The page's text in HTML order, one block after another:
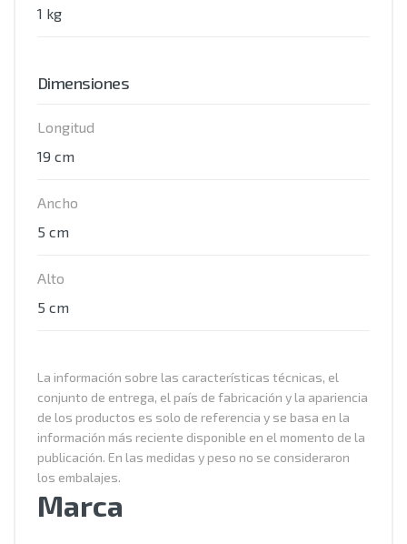
1 kg
Dimensiones
Longitud
19 cm
Ancho
5 cm
Alto
5 cm
La información sobre las características técnicas, el
conjunto de entrega, el país de fabricación y la apariencia
de los productos es solo de referencia y se basa en la
información más reciente disponible en el momento de la
publicación. En las medidas y peso no se consideraron
los embalajes.
Marca